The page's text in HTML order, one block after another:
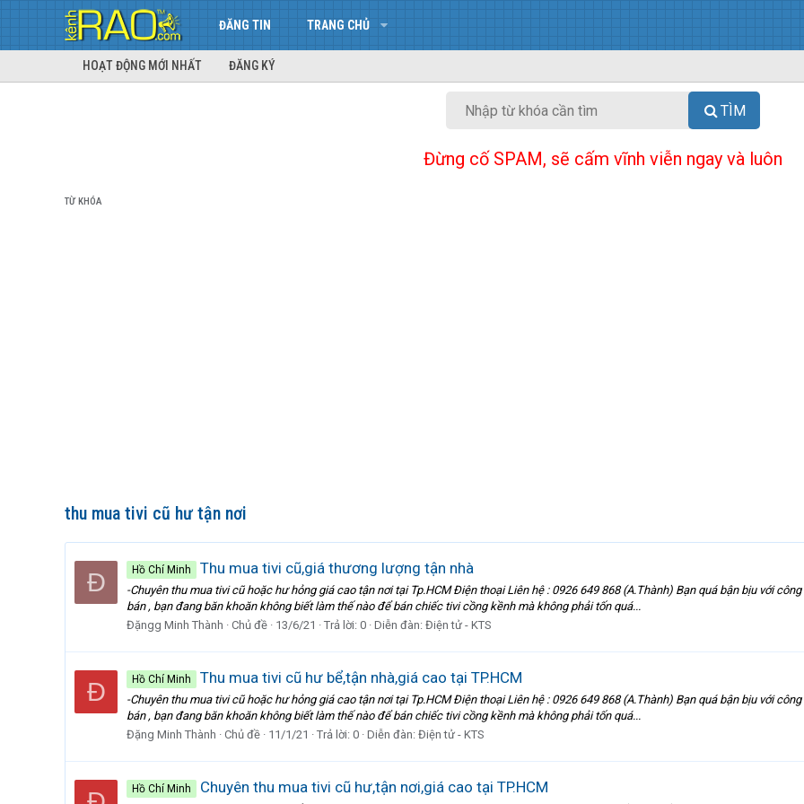
ĐĂNG TIN TRANG CHỦ
HOẠT ĐỘNG MỚI NHẤT ĐĂNG KÝ
TÌM
Đừng cố SPAM, sẽ cấm vĩnh viễn ngay và luôn
TỪ KHÓA
thu mua tivi cũ hư tận nơi
Đ Hồ Chí Minh Thu mua tivi cũ,giá thương lượng tận nhà
-Chuyên thu mua tivi cũ hoặc hư hỏng giá cao tận nơi tại Tp.HCM Điện thoại Liên hệ : 0926 649 868 (A.Thành) Bạn quá bận bịu với
bán , bạn đang băn khoăn không biết làm thế nào để bán chiếc tivi cồng kềnh mà không phải tốn quá...
Đặngg Minh Thành
Chủ đề 13/6/21 Trả lời: 0 Diễn đàn: Điện tử - KTS
Đ Hồ Chí Minh Thu mua tivi cũ hư bể,tận nhà,giá cao tại TP.HCM
-Chuyên thu mua tivi cũ hoặc hư hỏng giá cao tận nơi tại Tp.HCM Điện thoại Liên hệ : 0926 649 868 (A.Thành) Bạn quá bận bịu với
bán , bạn đang băn khoăn không biết làm thế nào để bán chiếc tivi cồng kềnh mà không phải tốn quá...
Đặng Minh Thành
Chủ đề 11/1/21 Trả lời: 0 Diễn đàn: Điện tử - KTS
Hồ Chí Minh Chuyên thu mua tivi cũ hư,tận nơi,giá cao tại TP.HCM